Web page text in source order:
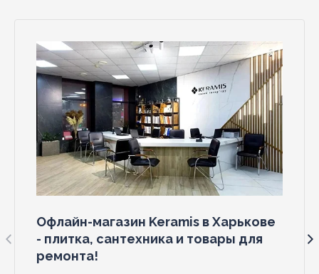
Офлайн-магазин Keramis в Харькове
- плитка, сантехника и товары для
ремонта!